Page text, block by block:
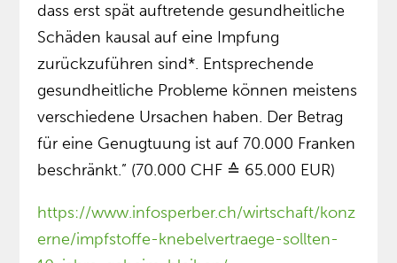
dass erst spät auftretende gesundheitliche
Schäden kausal auf eine Impfung
zurückzuführen sind*. Entsprechende
gesundheitliche Probleme können meistens
verschiedene Ursachen haben. Der Betrag
für eine Genugtuung ist auf 70.000 Franken
beschränkt.” (70.000 CHF ≙ 65.000 EUR)
https://www.infosperber.ch/wirtschaft/konz
erne/impfstoffe-knebelvertraege-sollten-